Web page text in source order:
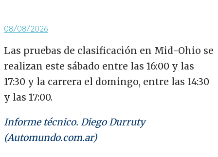
08/08/2026
Las pruebas de clasificación en Mid-Ohio se
realizan este sábado entre las 16:00 y las
17:30 y la carrera el domingo, entre las 14:30
y las 17:00.
Informe técnico. Diego Durruty
(Automundo.com.ar)